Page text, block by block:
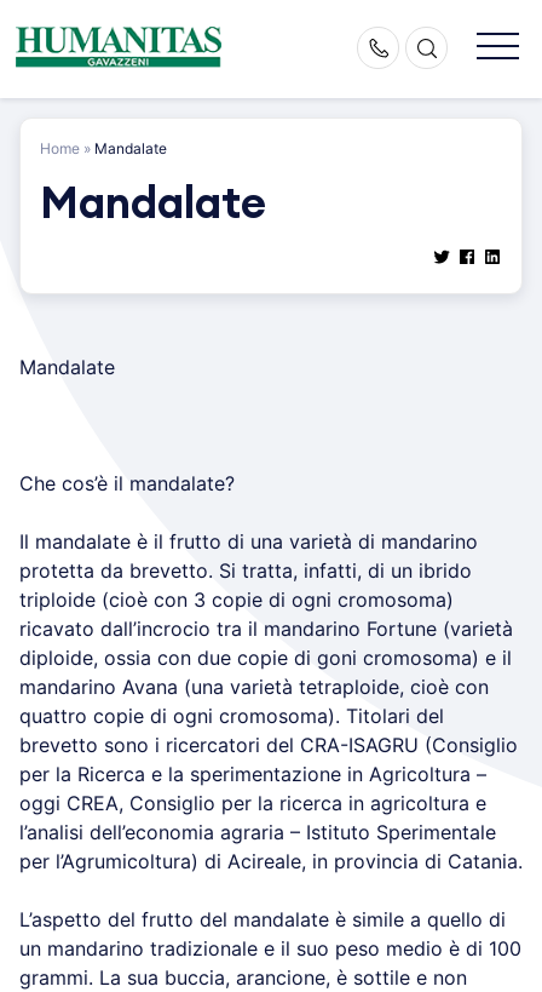
content
Home » Mandalate
Mandalate
Mandalate
Che cos’è il mandalate?
Il mandalate è il frutto di una varietà di mandarino
protetta da brevetto. Si tratta, infatti, di un ibrido
triploide (cioè con 3 copie di ogni cromosoma)
ricavato dall’incrocio tra il mandarino Fortune (varietà
diploide, ossia con due copie di goni cromosoma) e il
mandarino Avana (una varietà tetraploide, cioè con
quattro copie di ogni cromosoma). Titolari del
brevetto sono i ricercatori del CRA-ISAGRU (Consiglio
per la Ricerca e la sperimentazione in Agricoltura –
oggi CREA, Consiglio per la ricerca in agricoltura e
l’analisi dell’economia agraria – Istituto Sperimentale
per l’Agrumicoltura) di Acireale, in provincia di Catania.
L’aspetto del frutto del mandalate è simile a quello di
un mandarino tradizionale e il suo peso medio è di 100
grammi. La sua buccia, arancione, è sottile e non